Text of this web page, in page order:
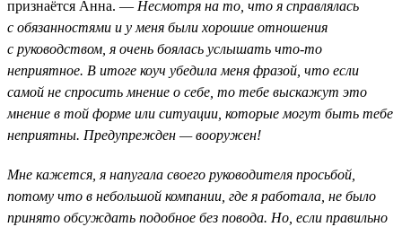
признаётся Анна. — Несмотря на то, что я справлялась
с обязанностями и у меня были хорошие отношения
с руководством, я очень боялась услышать что-то
неприятное. В итоге коуч убедила меня фразой, что если
самой не спросить мнение о себе, то тебе выскажут это
мнение в той форме или ситуации, которые могут быть тебе
неприятны. Предупрежден — вооружен!
Мне кажется, я напугала своего руководителя просьбой,
потому что в небольшой компании, где я работала, не было
принято обсуждать подобное без повода. Но, если правильно